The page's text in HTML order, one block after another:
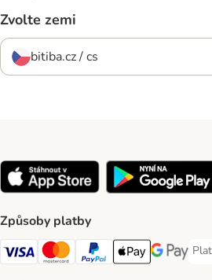
Zvolte zemi
bitiba.cz / cs
Způsoby platby
Visa Payment Method
mastercard Payment Method
PayPal Payment Method
Apple pay Payment
Google Pay